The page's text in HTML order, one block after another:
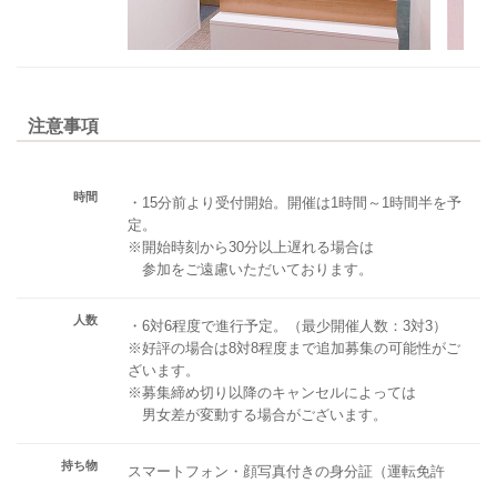
注意事項
時間
・15分前より受付開始。開催は1時間～1時間半を予
定。
※開始時刻から30分以上遅れる場合は
参加をご遠慮いただいております。
人数
・6対6程度で進行予定。（最少開催人数：3対3）
※好評の場合は8対8程度まで追加募集の可能性がご
ざいます。
※募集締め切り以降のキャンセルによっては
男女差が変動する場合がございます。
持ち物
スマートフォン・顔写真付きの身分証（運転免許